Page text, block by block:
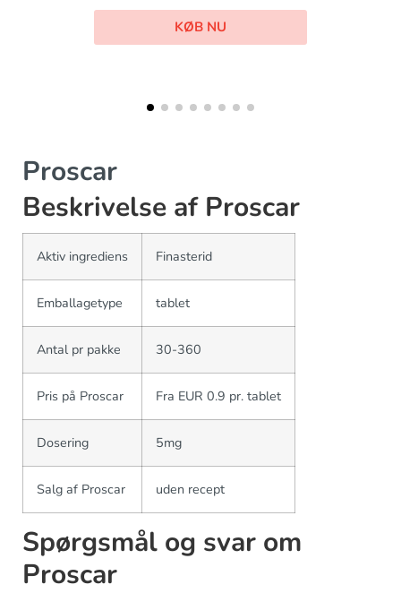
Proscar
Beskrivelse af Proscar
Aktiv ingrediens Finasterid
Emballagetype tablet
Antal pr pakke 30-360
Pris på Proscar Fra EUR 0.9 pr. tablet
Dosering 5mg
Salg af Proscar uden recept
Spørgsmål og svar om
Proscar